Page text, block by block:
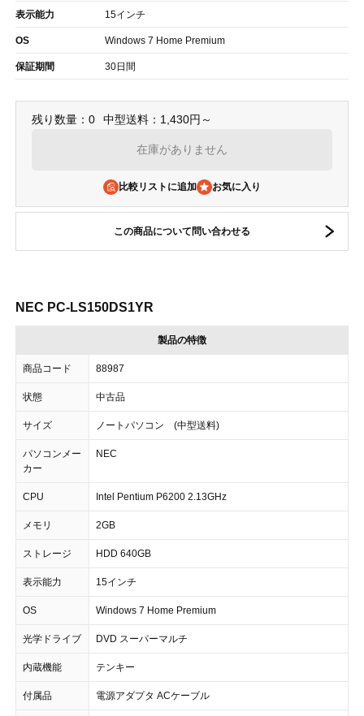
表示能力 15インチ
OS Windows 7 Home Premium
保証期間 30日間
残り数量：0 中型送料：1,430円～
在庫がありません
比較リストに追加
この商品について問い合わせる
NEC PC-LS150DS1YR
製品の特徴
商品コード 88987
状態 中古品
サイズ ノートパソコン (中型送料)
パソコンメー
カー
NEC
CPU Intel Pentium P6200 2.13GHz
メモリ 2GB
ストレージ HDD 640GB
表示能力 15インチ
OS Windows 7 Home Premium
光学ドライブ DVD スーパーマルチ
内蔵機能 テンキー
付属品 電源アダプタ ACケーブル